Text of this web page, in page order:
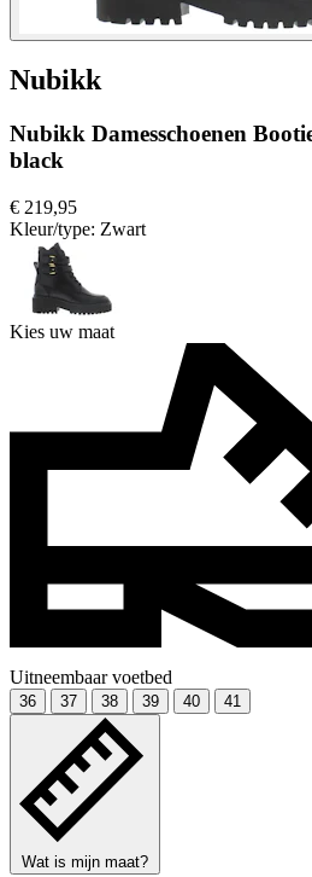
Nubikk
Nubikk Damesschoenen
black
€ 219,95
Kleur/type: Zwart
Kies uw maat
Uitneembaar voetbed
36 37 38 39 40 41
Wat is mijn maat?